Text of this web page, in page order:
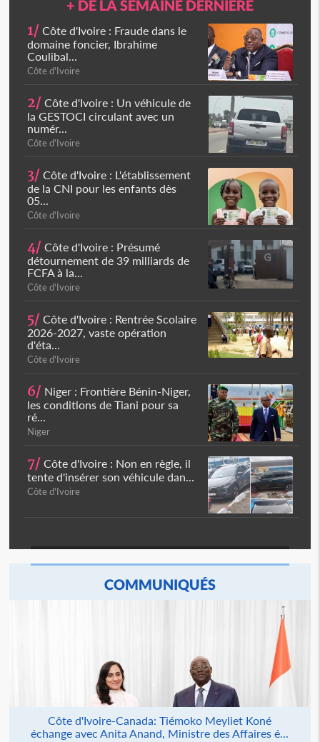
+ DE LA SEMAINE DERNIÈRE
1/ Côte d'Ivoire : Fraude dans le
domaine foncier, Ibrahime
Coulibal...
Côte d'Ivoire
2/ Côte d'Ivoire : Un véhicule de
la GESTOCI circulant avec un
numér...
Côte d'Ivoire
3/ Côte d'Ivoire : L'établissement
de la CNI pour les enfants dès
05...
Côte d'Ivoire
4/ Côte d'Ivoire : Présumé
détournement de 39 milliards de
FCFA à la...
Côte d'Ivoire
5/ Côte d'Ivoire : Rentrée Scolaire
2026-2027, vaste opération
d'éta...
Côte d'Ivoire
6/ Niger : Frontière Bénin-Niger,
les conditions de Tiani pour sa
ré...
Niger
7/ Côte d'Ivoire : Non en règle, il
tente d'insérer son véhicule dan...
Côte d'Ivoire
COMMUNIQUÉS
Côte d'Ivoire-Canada: Tiémoko Meyliet Koné
échange avec Anita Anand, Ministre des Affaires é...